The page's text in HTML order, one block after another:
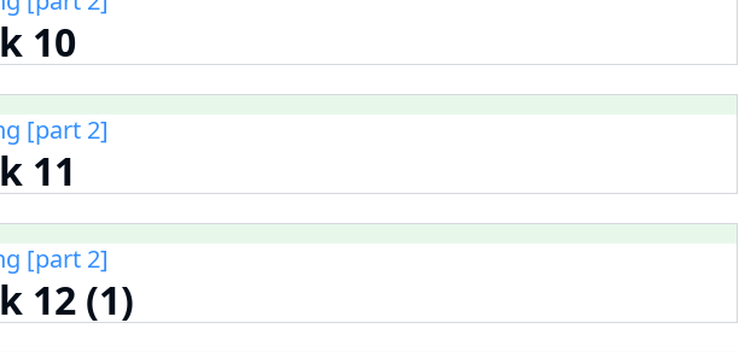
10
[part 2]
11
[part 2]
12 (1)